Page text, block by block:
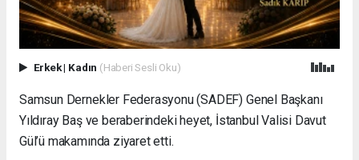
Erkek| Kadın (Haberi Sesli Oku)
Samsun Dernekler Federasyonu (SADEF) Genel Başkanı
Yıldıray Baş ve beraberindeki heyet, İstanbul Valisi Davut
Gül’ü makamında ziyaret etti.